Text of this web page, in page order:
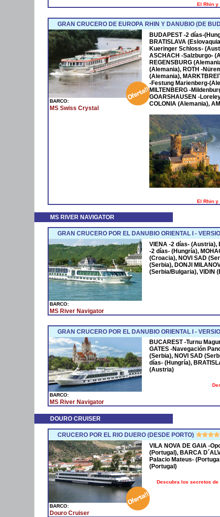
El Rhin y
GRAN CRUCERO DE EUROPA RHIN Y DANUBIO (DE
BARCO:
MS Swiss Crystal
BUDAPEST -2 días-
BRATISLAVA
Kueringer Schloss-
ASCHACH -Salzburgo-
REGENSBURG
(Alemania), ROTH -
(Alemania),
-Festung Marienberg-
MILTENBERG -
GOARSHAUSEN -
COLONIA (Alemania),
El Rhin y
MS RIVER NAVIGATOR
GRAN CRUCERO POR EL DANUBIO ORIENTAL I -
BARCO:
MS River Navigator
VIENA -2 días- (Austria),
-2 días- (Hungría),
(Croacia), NOVI SAD
(Serbia), DONJI
(Serbia/Bulgaria), VIDIN
GRAN CRUCERO POR EL DANUBIO ORIENTAL I -
BARCO:
MS River Navigator
BUCAREST -Turnu
GATES -Navegación
(Serbia), NOVI SAD
días- (Hungría),
(Austria)
DOURO CRUISER
CRUCERO POR EL RIO DUERO (DESDE PORTO)
BARCO:
Douro Cruiser
VILA NOVA DE GAIA -
(Portugal), BARCA
Palacio Mateus-
(Portugal)
Descubra los secretos